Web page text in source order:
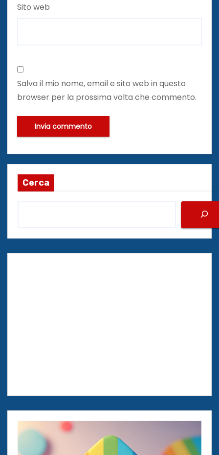
Sito web
Salva il mio nome, email e sito web in questo
browser per la prossima volta che commento.
Cerca